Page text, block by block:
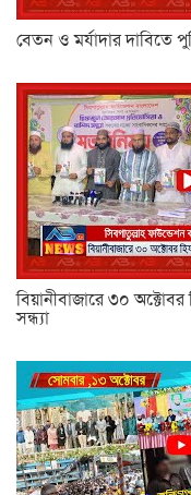
বেতন ও মর্যাদার দাবিতে
বিয়ানীবাজারে ৩০
সন্ধ্যা